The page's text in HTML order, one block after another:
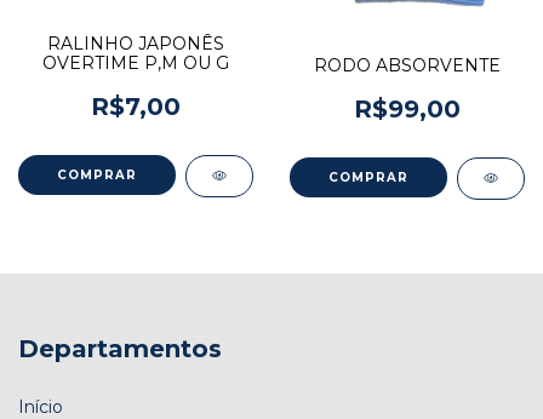
RALINHO JAPONÊS
OVERTIME P,M OU G
R$7,00
COMPRAR
RODO ABSORVENTE
R$99,00
Departamentos
Início